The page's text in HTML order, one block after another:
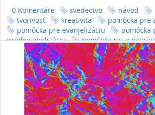
0 Komentáre
svedectvo návod
tvorivosť
kreativita
pomôcka pre
pomôcka pre evanjelizáciu
pomôcka
predevanjelizáciu
pomôcka pri
predevanjelizácia
evanjelizácia
pastoráciu
využitie tvorivosti pre
využitie tvorivosti pre predevanjelizáciu
tvorivosti pre evanjelizáciu
náboženstvo
postrehy
povolanie
spoločenstvo stretko
statusy
zdieľanie internet